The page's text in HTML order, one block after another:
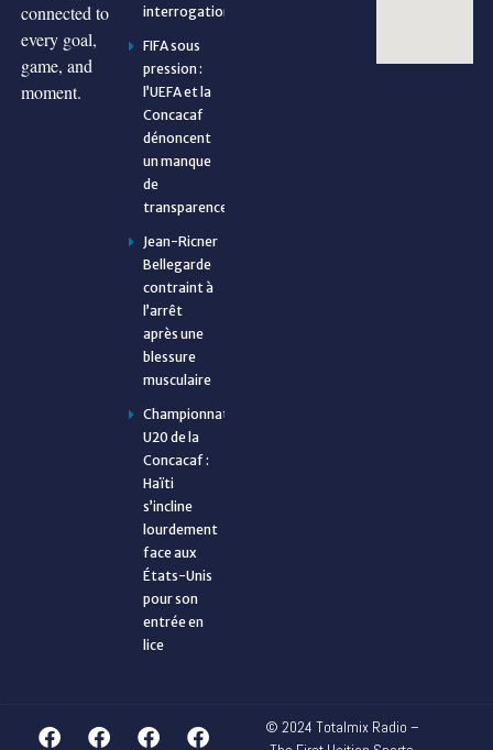
connected to
every goal,
game, and
moment.
interrogations
FIFA sous
pression :
l’UEFA et la
Concacaf
dénoncent
un manque
de
transparence
Jean-Ricner
Bellegarde
contraint à
l’arrêt
après une
blessure
musculaire
Championnat
U20 de la
Concacaf :
Haïti
s’incline
lourdement
face aux
États-Unis
pour son
entrée en
lice
© 2024 Totalmix Radio –